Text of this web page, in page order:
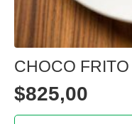
CHOCO FRITO
$825,00